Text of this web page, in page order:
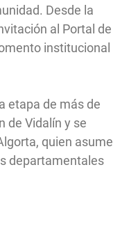
Desde la
al Portal de
institucional
etapa de más de
de Vidalín y se
quien asume
departamentales